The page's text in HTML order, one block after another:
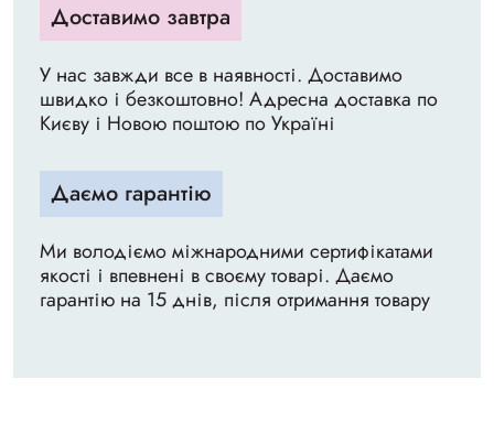
Доставимо завтра
У нас завжди все в наявності. Доставимо
швидко і безкоштовно! Адресна доставка по
Києву і Новою поштою по Україні
Даємо гарантію
Ми володіємо міжнародними сертифікатами
якості і впевнені в своєму товарі. Даємо
гарантію на 15 днів, після отримання товару